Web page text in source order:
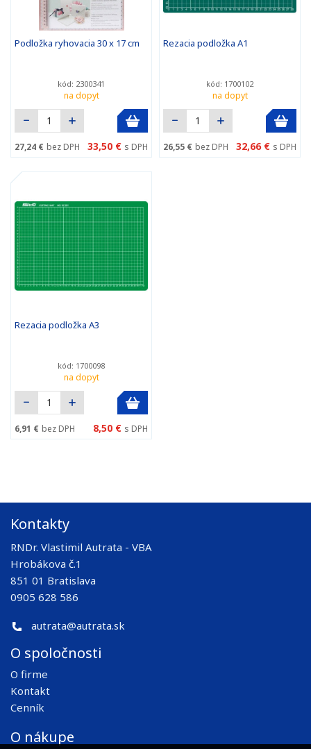
Podložka ryhovacia 30 x 17 cm
kód: 2300341
na dopyt
27,24 € bez DPH 33,50 € s DPH
Rezacia podložka A1
kód: 1700102
na dopyt
26,55 € bez DPH 32,66 € s DPH
Rezacia podložka A3
kód: 1700098
na dopyt
6,91 € bez DPH 8,50 € s DPH
Kontakty
RNDr. Vlastimil Autrata - VBA
Hrobákova č.1
851 01 Bratislava
0905 628 586
autrata@autrata.sk
O spoločnosti
O firme
Kontakt
Cenník
O nákupe